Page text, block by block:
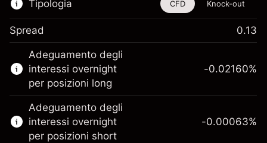
Tipologia
Questo strumento finanziario è disponibile
per il trading di CFD e knock-out.
Scopri di più su:
CFD
Knock-out
CFD Knock-out
Spread 0.13
Adeguamento degli
interessi overnight
per posizioni long
-0.02160%
Adeguamento degli
interessi overnight
per posizioni short
-0.00063%